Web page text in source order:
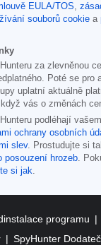
EULA/TOS
souborů cookie a
za zlevněnou
Poté se pro
uplatní aktuálně
vás o změnách
podléhají
ochrany osobních
slev. Prostudujte si
posouzení hrozeb .
si jak
programu
SpyHunter